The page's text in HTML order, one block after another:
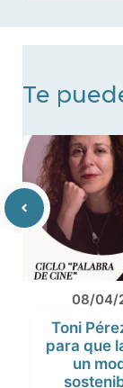
Te
08/04/
Toni
para que
un